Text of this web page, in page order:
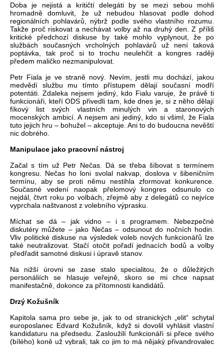
Doba je nejistá a kritičtí delegáti by se mezi sebou mohli
hromadně domluvit, že už nebudou hlasovat podle dohod
regionálních pohlavárů, nýbrž podle svého vlastního rozumu.
Takže proč riskovat a nechávat volby až na druhý den. Z příliš
kritické předchozí diskuse by také mohlo vyplynout, že po
službách současných vrcholných pohlavárů už není taková
poptávka, tak proč si to trochu neulehčit a kongres raději
předem maličko nezmanipulovat.
Petr Fiala je ve straně nový. Nevím, jestli mu dochází, jakou
medvědí službu mu tímto přístupem dělají současní modří
potentáti. Zdaleka nejsem jediný, kdo Fialu varuje, že právě ti
funkcionáři, kteří ODS přivedli tam, kde dnes je, si z něho dělají
fíkový list svých vlastních minulých vin a staronových
mocenských ambicí. A nejsem ani jediný, kdo si všiml, že Fiala
tuto jejich hru – bohužel – akceptuje. Ani to do budoucna nevěští
nic dobrého.
Manipulace jako pracovní nástroj
Začal s tím už Petr Nečas. Dá se třeba šíbovat s termínem
kongresu. Nečas ho loni svolal nakvap, doslova v šibeničním
termínu, aby se proti němu nestihla zformovat konkurence.
Současné vedení naopak přelomový kongres odsunulo co
nejdál, čtvrt roku po volbách, zřejmě aby z delegátů co nejvíce
vyprchala naštvanost z volebního výprasku.
Míchat se dá – jak vidno – i s programem. Nebezpečné
diskutéry můžete – jako Nečas – odsunout do nočních hodin.
Vliv politické diskuse na výsledek voleb nových funkcionářů lze
také neutralizovat. Stačí otočit pořadí jednacích bodů a volby
předřadit samotné diskusi i úpravě stanov.
Na nižší úrovni se zase stalo specialitou, že o důležitých
personáliích se hlasuje veřejně, skoro se mi chce napsat
manifestačně, dokonce za přítomnosti kandidátů.
Drzý Kožušník
Kapitola sama pro sebe je, jak to od stranických „elit“ schytal
europoslanec Edvard Kožušník, když si dovolil vyhlásit vlastní
kandidaturu na předsedu. Zasloužilí funkcionáři si přece svého
(bílého) koně už vybrali, tak co jim to má nějaký přivandrovalec